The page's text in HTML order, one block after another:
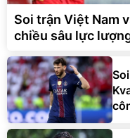
Soi trận Việt Nam
chiều sâu lực